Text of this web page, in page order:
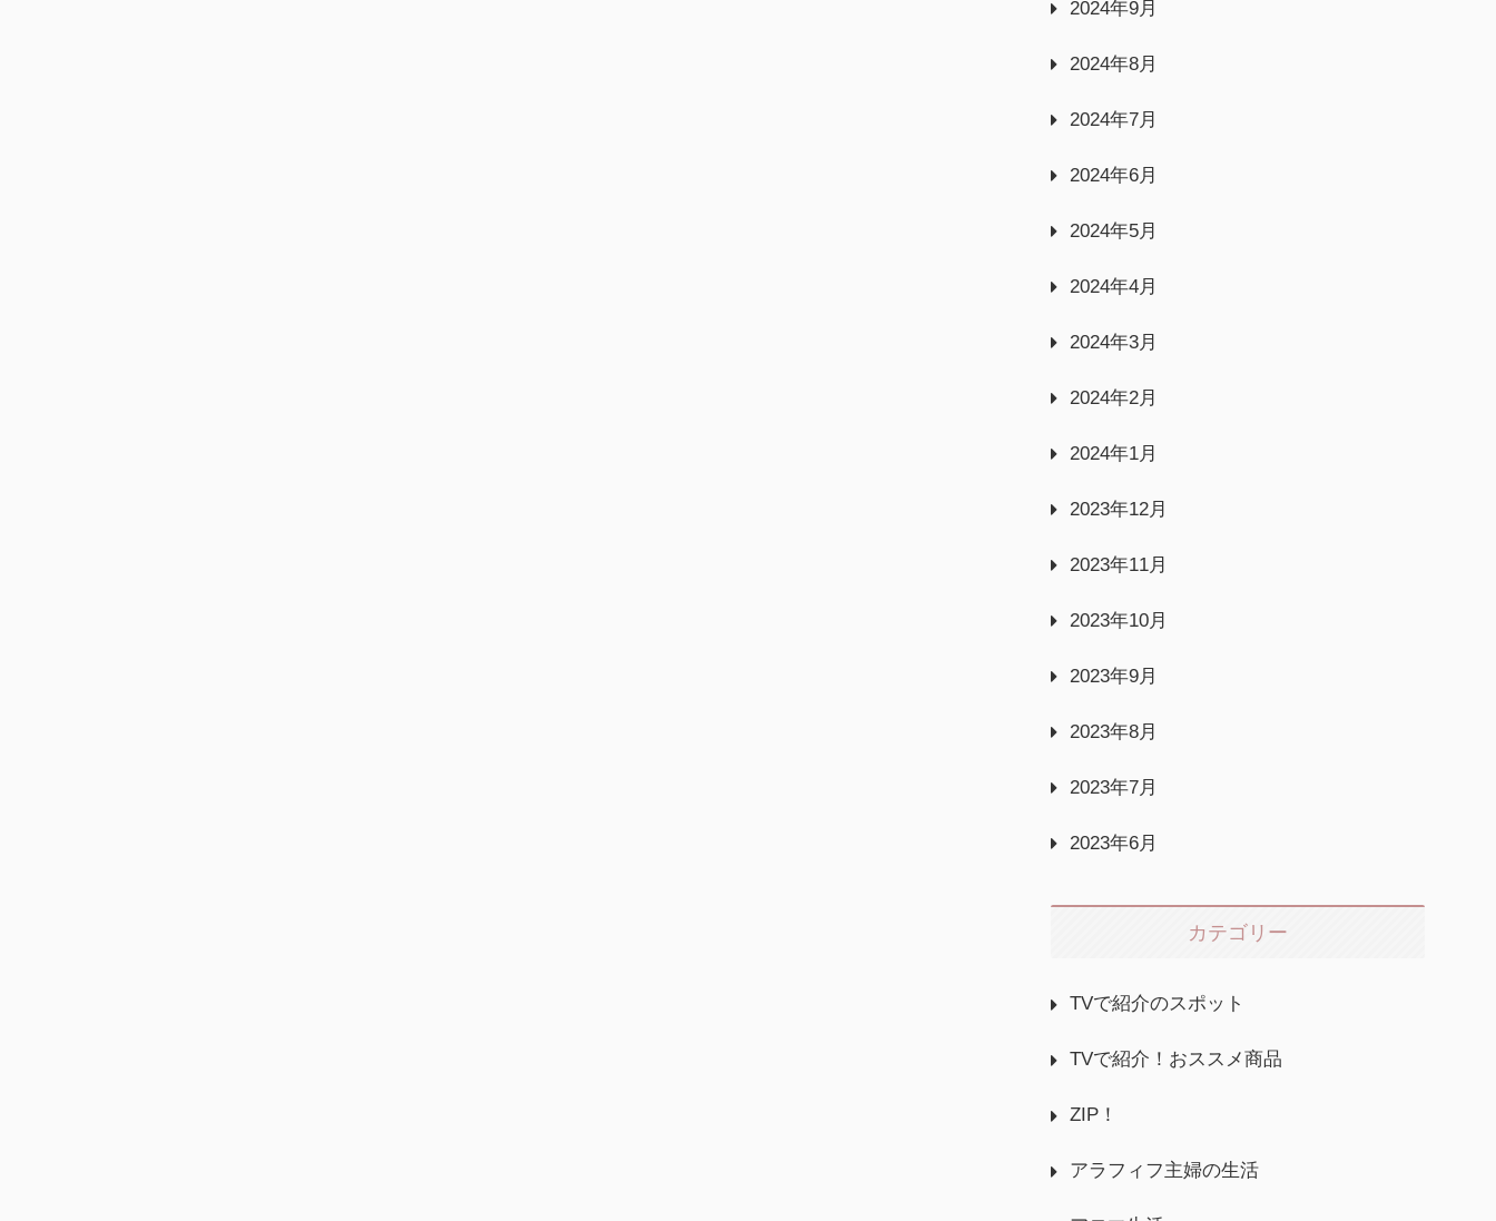
2024年9月
2024年8月
2024年7月
2024年6月
2024年5月
2024年4月
2024年3月
2024年2月
2024年1月
2023年12月
2023年11月
2023年10月
2023年9月
2023年8月
2023年7月
2023年6月
カテゴリー
TVで紹介のスポット
TVで紹介！おススメ商品
ZIP！
アラフィフ主婦の生活